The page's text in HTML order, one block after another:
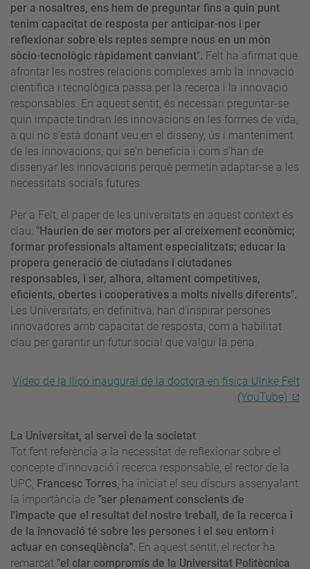
per a nosaltres, ens hem de preguntar fins a quin punt
tenim capacitat de resposta per anticipar-nos i per
reflexionar sobre els reptes sempre nous en un món
sòcio-tecnològic ràpidament canviant". Felt ha afirmat que
afrontar les nostres relacions complexes amb la innovació
científica i tecnològica passa per la recerca i la innovació
responsables. En aquest sentit, és necessari preguntar-se
quin impacte tindran les innovacions en les formes de vida,
a qui no s'està donant veu en el disseny, ús i manteniment
de les innovacions, qui se'n beneficia i com s'han de
dissenyar les innovacions perquè permetin adaptar-se a les
necessitats socials futures.
Per a Felt, el paper de les universitats en aquest context és
clau: "Haurien de ser motors per al creixement econòmic;
formar professionals altament especialitzats; educar la
propera generació de ciutadans i ciutadanes
responsables, i ser, alhora, altament competitives,
eficients, obertes i cooperatives a molts nivells diferents".
Les Universitats, en definitiva, han d'inspirar persones
innovadores amb capacitat de resposta, com a habilitat
clau per garantir un futur social que valgui la pena.
Vídeo de la lliçó inaugural de la doctora en física Ulrike Felt
(YouTube)
La Universitat, al servei de la societat
Tot fent referència a la necessitat de reflexionar sobre el
concepte d'innovació i recerca responsable, el rector de la
UPC, Francesc Torres , ha iniciat el seu discurs assenyalant
la importància de "ser plenament conscients de
l'impacte que el resultat del nostre treball, de la recerca i
de la innovació té sobre les persones i el seu entorn i
actuar en conseqüència". En aquest sentit, el rector ha
remarcat "el clar compromís de la Universitat Politècnica